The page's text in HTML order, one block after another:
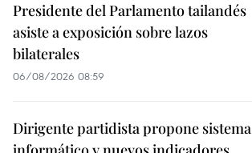
Presidente del Parlamento tailandés
asiste a exposición sobre lazos
bilaterales
06/08/2026 08:59
Dirigente partidista propone sistema